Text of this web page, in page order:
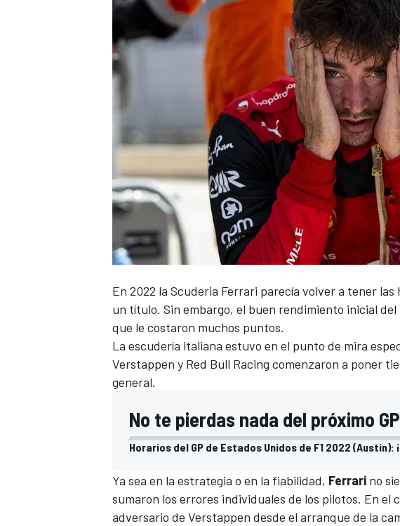
WEC FÓRMULA E
En 2022 la Scuderia Ferrari parecía volver a tener
un título. Sin embargo, el buen rendimiento inicial del
que le costaron muchos puntos.
La escudería italiana estuvo en el punto de mira
Verstappen y Red Bull Racing comenzaron a poner
general.
No te pierdas nada del próximo GP
Horarios del GP de Estados Unidos de F1 2022 (Austin):
Ya sea en la estrategia o en la fiabilidad, Ferrari no
sumaron los errores individuales de los pilotos. En el
adversario de Verstappen desde el arranque de la